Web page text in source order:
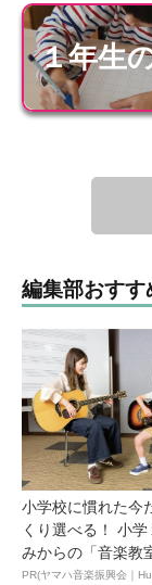
１年生
編集部おすす
小学校に慣れた今
くり選べる！ 小
みからの「音楽教
ュ...
PR(ヤマハ音楽振興会｜